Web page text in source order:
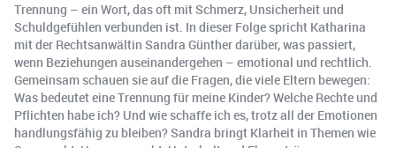
Trennung – ein Wort, das oft mit Schmerz, Unsicherheit und
Schuldgefühlen verbunden ist. In dieser Folge spricht Katharina
mit der Rechtsanwältin Sandra Günther darüber, was passiert,
wenn Beziehungen auseinandergehen – emotional und rechtlich.
Gemeinsam schauen sie auf die Fragen, die viele Eltern bewegen:
Was bedeutet eine Trennung für meine Kinder? Welche Rechte und
Pflichten habe ich? Und wie schaffe ich es, trotz all der Emotionen
handlungsfähig zu bleiben? Sandra bringt Klarheit in Themen wie